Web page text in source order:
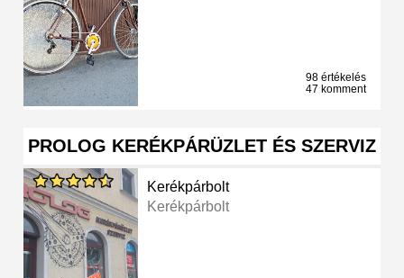
98 értékelés
47 komment
PROLOG KERÉKPÁRÜZLET ÉS SZERVIZ
Kerékpárbolt
Kerékpárbolt